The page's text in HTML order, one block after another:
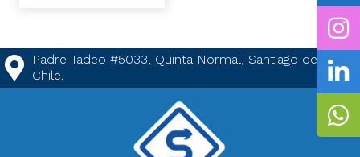
Padre Tadeo #5033, Quinta Normal, Santiago de
Chile.